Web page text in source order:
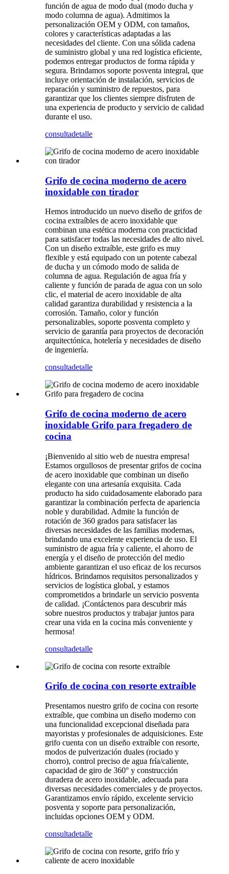
función de agua de modo dual (modo ducha y
modo columna de agua). Admitimos la
personalización OEM y ODM, con tamaños,
colores y características adaptadas a las
necesidades del cliente. Con una sólida cadena
de suministro global y una red logística eficiente,
podemos entregar productos de forma rápida y
segura. Brindamos soporte posventa integral, que
incluye orientación de instalación, servicios de
reparación y suministro de repuestos, para
garantizar que los clientes siempre disfruten de
una experiencia de producto y servicio de calidad
durante el uso.
consultadetalle
Grifo de cocina moderno de acero
inoxidable con tirador
Hemos introducido un nuevo diseño de grifos de
cocina extraíbles de acero inoxidable que
combinan una estética moderna con practicidad
para satisfacer todas las necesidades de alto nivel.
Con un diseño extraíble, este grifo es muy
flexible y está equipado con un potente cabezal
de ducha y un cómodo modo de salida de
columna de agua. Regulación de agua fría y
caliente y función de parada de agua con un solo
clic, el material de acero inoxidable de alta
calidad garantiza durabilidad y resistencia a la
corrosión. Tamaño, color y función
personalizables, soporte posventa completo y
servicio de garantía para proyectos de decoración
arquitectónica, hotelería y necesidades de diseño
de ingeniería.
consultadetalle
Grifo de cocina moderno de acero
inoxidable Grifo para fregadero de
cocina
¡Bienvenido al sitio web de nuestra empresa!
Estamos orgullosos de presentar grifos de cocina
de acero inoxidable que combinan un diseño
elegante con una artesanía exquisita. Cada
producto ha sido cuidadosamente elaborado para
garantizar la combinación perfecta de apariencia
noble y durabilidad. Admite la función de
rotación de 360 ​​grados para satisfacer las
diversas necesidades de las familias modernas,
brindando una excelente experiencia de uso. El
suministro de agua fría y caliente, el ahorro de
energía y el diseño de protección del medio
ambiente garantizan el uso eficaz de los recursos
hídricos. Brindamos requisitos personalizados y
servicios de logística global, y estamos
comprometidos a brindarle un servicio posventa
de calidad. ¡Contáctenos para descubrir más
sobre nuestros productos y trabajar juntos para
crear una vida en la cocina más conveniente y
hermosa!
consultadetalle
Grifo de cocina con resorte extraíble
Presentamos nuestro grifo de cocina con resorte
extraíble, que combina un diseño moderno con
una funcionalidad excepcional diseñada para
mayoristas y profesionales de adquisiciones. Este
grifo cuenta con un diseño extraíble con resorte,
modos de pulverización duales (rociado y
chorro), control preciso de agua fría/caliente,
capacidad de giro de 360° y construcción
duradera de acero inoxidable, adecuada para
diversas necesidades comerciales y de proyectos.
Garantizamos envío rápido, excelente servicio
posventa y soporte para personalización,
incluidas opciones OEM y ODM.
consultadetalle